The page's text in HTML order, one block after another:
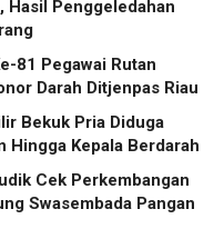
Hasil Penggeledahan
81 Pegawai Rutan
Darah Ditjenpas Riau
Bekuk Pria Diduga
Hingga Kepala Berdarah
Cek Perkembangan
Swasembada Pangan